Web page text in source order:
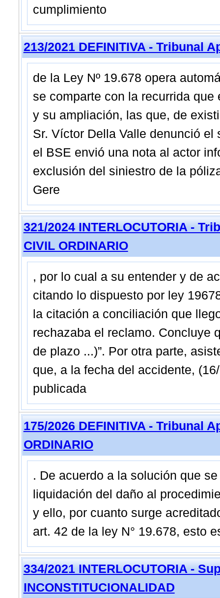
cumplimiento
213/2021 DEFINITIVA - Tribunal
de la Ley Nº 19.678 opera
se comparte con la recurrida
y su ampliación, las que, de
Sr. Víctor Della Valle denunció
el BSE envió una nota al actor
exclusión del siniestro de la
Gere
321/2024 INTERLOCUTORIA -
CIVIL ORDINARIO
, por lo cual a su entender y de
citando lo dispuesto por ley
la citación a conciliación que
rechazaba el reclamo. Concluye
de plazo ...)”. Por otra parte,
que, a la fecha del accidente,
publicada
175/2026 DEFINITIVA - Tribunal
ORDINARIO
. De acuerdo a la solución que
liquidación del daño al
y ello, por cuanto surge
art. 42 de la ley N° 19.678, esto
334/2021 INTERLOCUTORIA -
INCONSTITUCIONALIDAD